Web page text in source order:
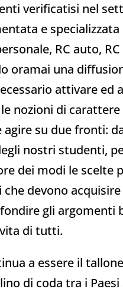
verificatisi nel
e
RC auto,
una
attivare
nozioni di
su due fronti:
nostri studenti,
dei modi le
devono
gli argomenti
di tutti.
a essere il
di coda tra i